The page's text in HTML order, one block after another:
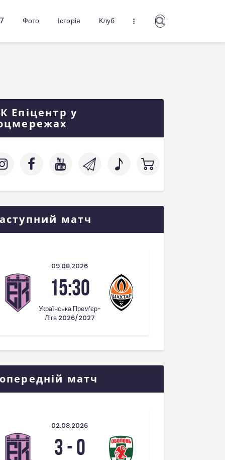
Фото Історія Клуб
Епіцентр у
матч
09.08.2026
15:30
Українська Прем'єр-
Ліга 2026/2027
матч
02.08.2026
3-0